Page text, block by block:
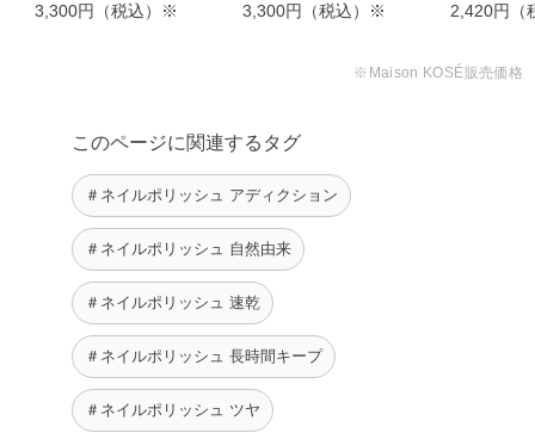
ラスター“
3,300円（税込）※
3,300円（税込）※
2,420円（
※Maison KOSÉ販売価格
このページに関連するタグ
＃ネイルポリッシュ アディクション
＃ネイルポリッシュ 自然由来
＃ネイルポリッシュ 速乾
＃ネイルポリッシュ 長時間キープ
＃ネイルポリッシュ ツヤ